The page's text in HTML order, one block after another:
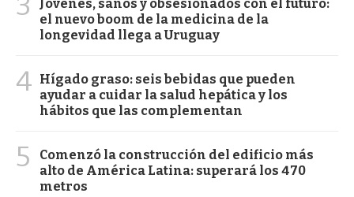
Jóvenes, sanos y obsesionados con el futuro:
el nuevo boom de la medicina de la
longevidad llega a Uruguay
4 Hígado graso: seis bebidas que pueden
ayudar a cuidar la salud hepática y los
hábitos que las complementan
5
Comenzó la construcción del edificio más
alto de América Latina: superará los 470
metros